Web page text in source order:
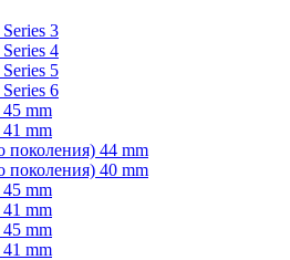
3
4
5
6
45 mm
41 mm
поколения) 44 mm
поколения) 40 mm
45 mm
41 mm
45 mm
41 mm